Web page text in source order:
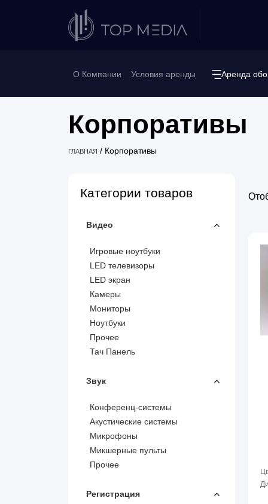
О Компании Условия аренды Аренда
Корпоративы
ГЛАВНАЯ / Корпоративы
Категории товаров
Видео
Игровые ноутбуки
LED телевизоры
LED экран
Камеры
Мониторы
Ноутбуки
Прочее
Тач Панель
Звук
Конференц-системы
Акустические системы
Микрофоны
Микшерные пульты
Прочее
Регистрация